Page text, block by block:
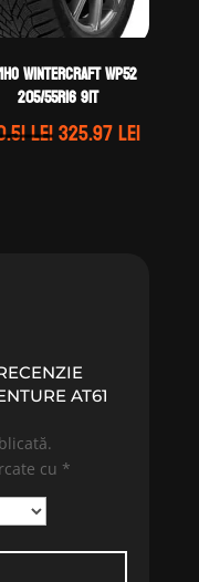
WINTERCRAFT WP52
205/55R16 91T
leiPrețul
325.97leiPrețul
AT61
cu *